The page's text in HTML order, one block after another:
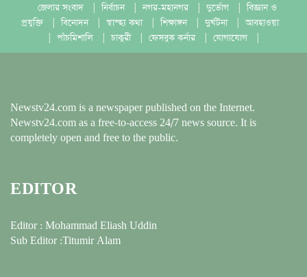
জেলার সংবাদ নির্বাচন নগর-মহানগর দুর্ভোগ
বিজ্ঞান ও
প্রযুক্তি
বিনোদন স্বাস্হ্য কথা শিক্ষাঙ্গন দুর্ঘটনা
আবহাওয়া
পাঁচমিশালি চাকুরী ফেসবুক কর্নার যোগাযোগ
Newstv24.com is a newspaper published on the Internet.
Newstv24.com as a free-to-access 24/7 news source. It is
completely open and free to the public.
EDITOR
Editor : Mohammad Eliash Uddin
Sub Editor :Titumir Alam